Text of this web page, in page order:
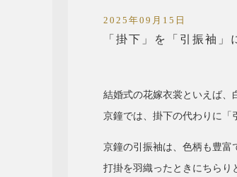
2025年09月15日
「掛下」を「引振袖
結婚式の花嫁衣裳といえば、
京鐘では、掛下の代わりに「
京鐘の引振袖は、色柄も豊富
打掛を羽織ったときにちらり